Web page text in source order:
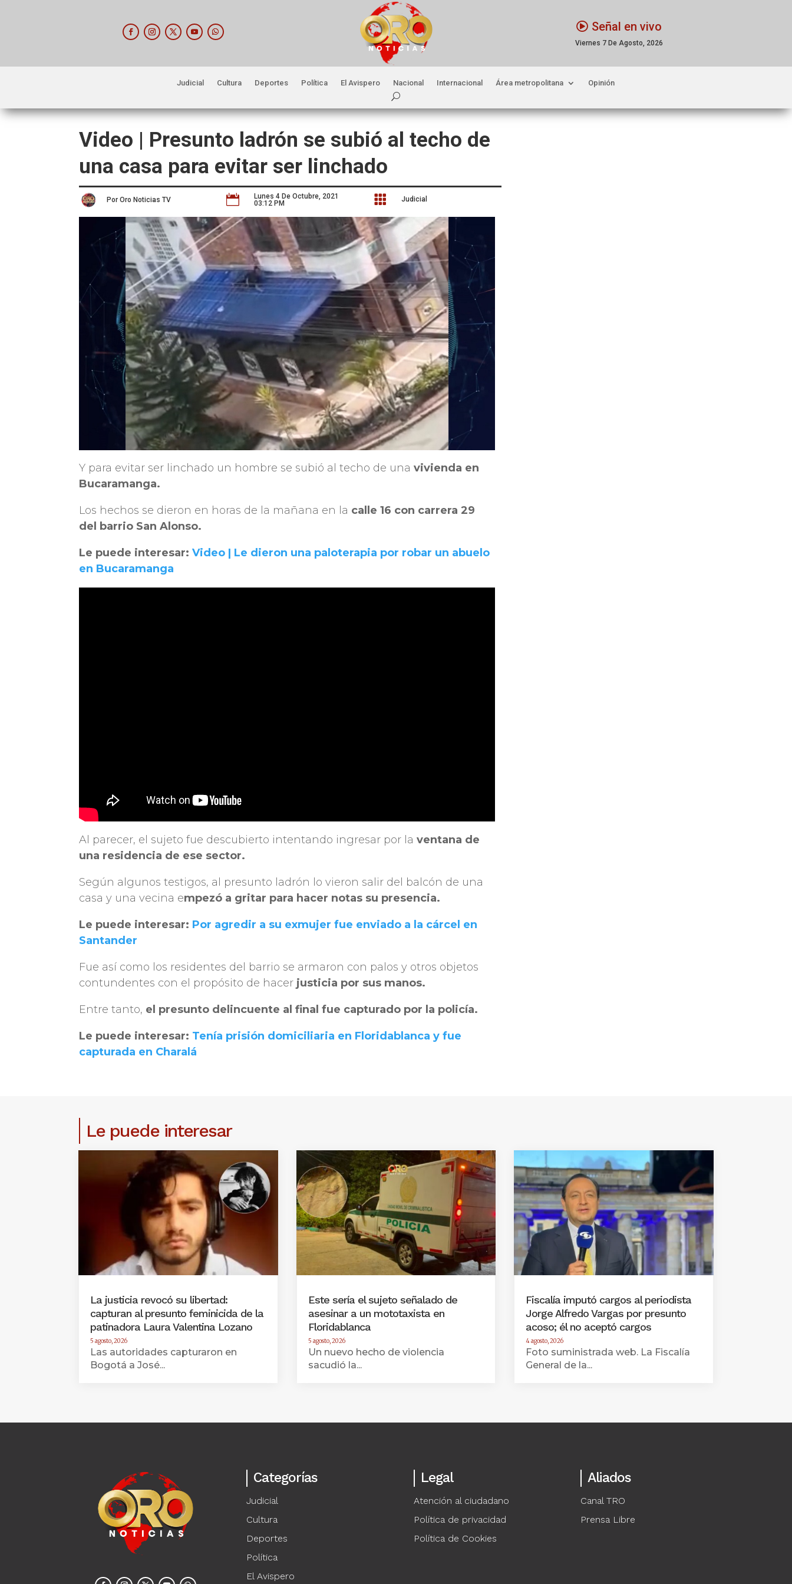
Señal en vivo
Viernes 7 De Agosto, 2026
Judicial Cultura Deportes Política El Avispero Nacional Internacional Área metropolitana Opinión
Video | Presunto ladrón se subió al techo de
una casa para evitar ser linchado
Por Oro Noticias TV 
Lunes 4 De Octubre, 2021
03:12 PM
 Judicial
Y para evitar ser linchado un hombre se subió al techo de unavivienda en
Bucaramanga.
Los hechos se dieron en horas de la mañana en la calle 16 con carrera 29
del barrio San Alonso.
Le puede interesar:Video | Le dieron una paloterapia por robar un abuelo
en Bucaramanga
Al parecer, el sujeto fue descubierto intentando ingresar por la ventana de
una residencia de ese sector.
Según algunos testigos, al presunto ladrón lo vieron salir del balcón de una
casa y una vecina empezó a gritar para hacer notas su presencia.
Le puede interesar: Por agredir a su exmujer fue enviado a la cárcel en
Santander
Fue así como los residentes del barrio se armaron con palos y otros objetos
contundentes con el propósito de hacer justicia por sus manos.
Entre tanto, el presunto delincuente al final fue capturado por la policía.
Le puede interesar: Tenía prisión domiciliaria en Floridablanca y fue
capturada en Charalá
Le puede interesar
La justicia revocó su libertad:
capturan al presunto feminicida de la
patinadora Laura Valentina Lozano
5 agosto, 2026
Las autoridades capturaron en
Bogotá a José...
Este sería el sujeto señalado de
asesinar a un mototaxista en
Floridablanca
5 agosto, 2026
Un nuevo hecho de violencia
sacudió la...
Fiscalía imputó cargos al periodista
Jorge Alfredo Vargas por presunto
acoso; él no aceptó cargos
4 agosto, 2026
Foto suministrada web. La Fiscalía
General de la...
Categorías
Judicial
Cultura
Deportes
Política
El Avispero
Legal
Atención al ciudadano
Política de privacidad
Política de Cookies
Aliados
Canal TRO
Prensa Libre